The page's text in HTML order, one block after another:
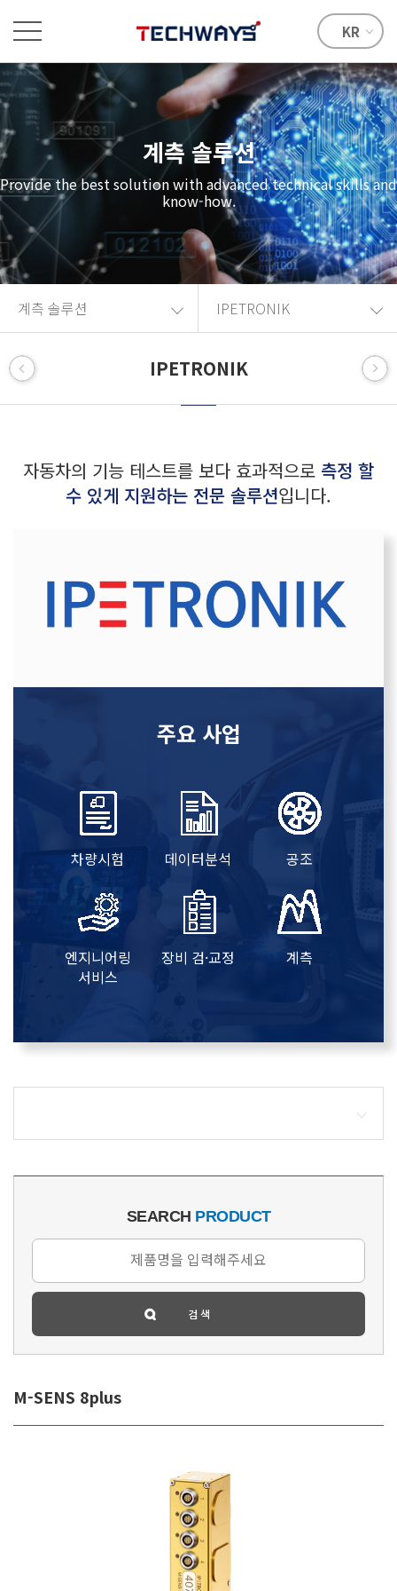
KR
계측 솔루션
Provide the best solution with advanced technical skills and
know-how.
계측 솔루션 IPETRONIK
IPETRONIK
자동차의 기능 테스트를 보다 효과적으로 측정 할
수 있게 지원하는 전문 솔루션입니다.
주요 사업
차량시험 데이터분석 공조
엔지니어링
서비스
장비 검·교정 계측
SEARCH PRODUCT
M-SENS 8plus